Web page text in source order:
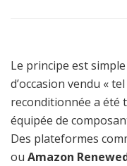
Le principe est
d’occasion vendu «
reconditionnée a été
équipée de
Des plateformes
ou Amazon